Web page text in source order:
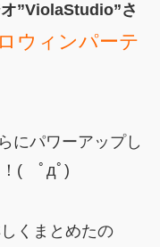
”ViolaStudio”さ
ウィンパーテ
にパワーアップし
！( ﾟдﾟ)
くまとめたの